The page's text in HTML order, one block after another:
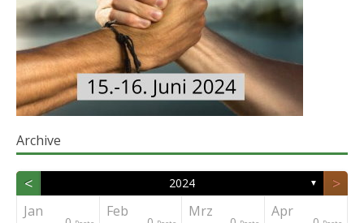
Archive
< 2024 ▼ >
Jan Feb Mrz Apr